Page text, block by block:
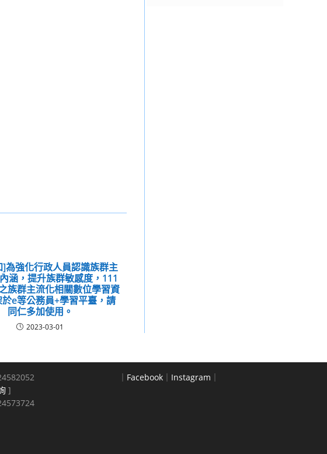
]為強化行政人員認識族群主
涵，提升族群敏感度，111
族群主流化相關數位學習資
e等公務員+學習平臺，請
同仁多加使用。
2023-03-01
]
｜ Facebook ｜ Instagram ｜